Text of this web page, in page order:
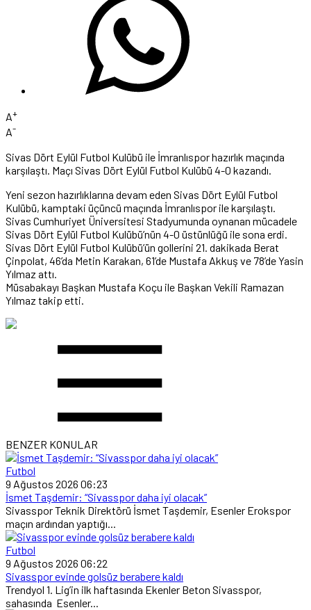
A+
A-
Sivas Dört Eylül Futbol Kulübü ile İmranlıspor hazırlık maçında
karşılaştı. Maçı Sivas Dört Eylül Futbol Kulübü 4-0 kazandı.
Yeni sezon hazırlıklarına devam eden Sivas Dört Eylül Futbol
Kulübü, kamptaki üçüncü maçında İmranlıspor ile karşılaştı.
Sivas Cumhuriyet Üniversitesi Stadyumunda oynanan mücadele
Sivas Dört Eylül Futbol Kulübü’nün 4-0 üstünlüğü ile sona erdi.
Sivas Dört Eylül Futbol Kulübü’ün gollerini 21. dakikada Berat
Çinpolat, 46’da Metin Karakan, 61’de Mustafa Akkuş ve 78’de Yasin
Yılmaz attı.
Müsabakayı Başkan Mustafa Koçu ile Başkan Vekili Ramazan
Yılmaz takip etti.
BENZER KONULAR
Futbol
9 Ağustos 2026 06:23
İsmet Taşdemir: “Sivasspor daha iyi olacak”
Sivasspor Teknik Direktörü İsmet Taşdemir, Esenler Erokspor
maçın ardından yaptığı...
Futbol
9 Ağustos 2026 06:22
Sivasspor evinde golsüz berabere kaldı
Trendyol 1. Lig’in ilk haftasında Ekenler Beton Sivasspor,
sahasında Esenler...